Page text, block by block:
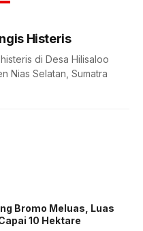
Histeris
di Desa Hilisaloo
Nias Selatan, Sumatra
Bromo Meluas, Luas
10 Hektare